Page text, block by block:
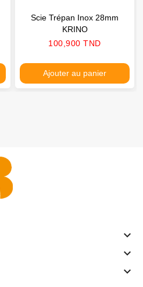
Scie Trépan Inox 28mm
KRINO
Prix
100,900 TND
Ajouter au panier


